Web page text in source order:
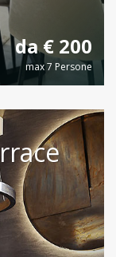
da € 200
max 7 Persone